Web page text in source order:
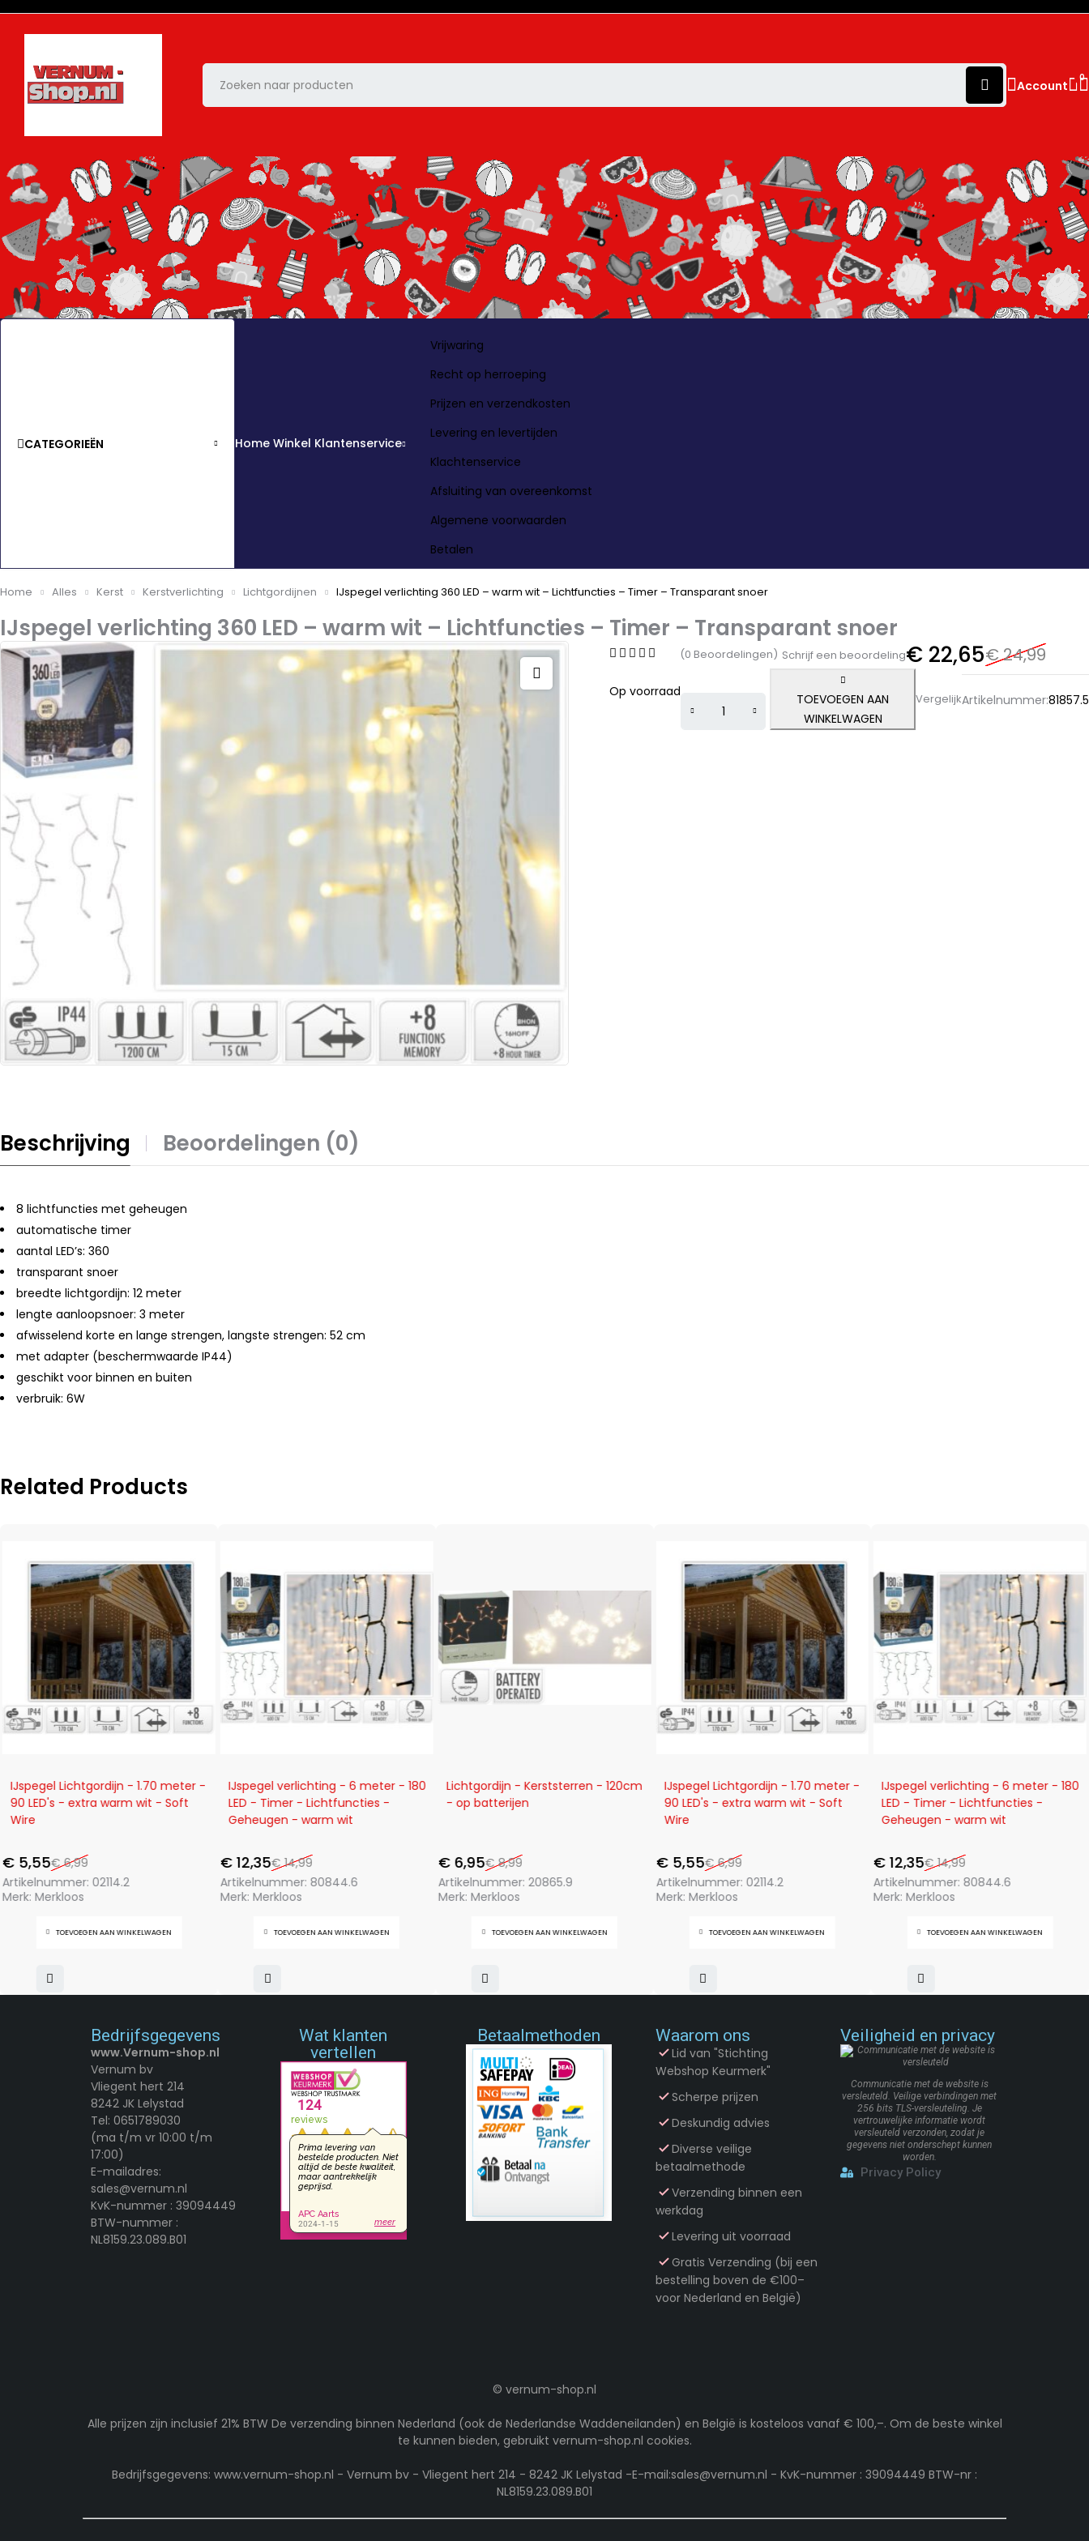
Account
0
CATEGORIEËN Home Winkel Klantenservice
Vrijwaring
Recht op herroeping
Prijzen en verzendkosten
Levering en levertijden
Klachtenservice
Afsluiting van overeenkomst
Algemene voorwaarden
Betalen
IJspegel verlichting 360 LED – warm wit – Lichtfuncties – Timer – Transparant snoer
Home Alles Kerst Kerstverlichting Lichtgordijnen IJspegel verlichting 360 LED – warm wit – Lichtfuncties – Timer – Transparant snoer
(0 Beoordelingen) Schrijf een beoordeling €24,99
€ 22,65
Op voorraad
TOEVOEGEN AAN
WINKELWAGEN
VergelijkArtikelnummer:81857.5
Beschrijving Beoordelingen (0)
8 lichtfuncties met geheugen
automatische timer
aantal LED’s: 360
transparant snoer
breedte lichtgordijn: 12 meter
lengte aanloopsnoer: 3 meter
afwisselend korte en lange strengen, langste strengen: 52 cm
met adapter (beschermwaarde IP44)
geschikt voor binnen en buiten
verbruik: 6W
Related Products
-21%
IJspegel Lichtgordijn - 1.70 meter -
90 LED's - extra warm wit - Soft
Wire
€6,99
€5,55
Artikelnummer: 02114.2
Merk: Merkloos
TOEVOEGEN AAN WINKELWAGEN
-18%
IJspegel verlichting - 6 meter - 180
LED - Timer - Lichtfuncties -
Geheugen - warm wit
€14,99
€12,35
Artikelnummer: 80844.6
Merk: Merkloos
TOEVOEGEN AAN WINKELWAGEN
-23%
Lichtgordijn - Kerststerren - 120cm
- op batterijen
€8,99
€6,95
Artikelnummer: 20865.9
Merk: Merkloos
TOEVOEGEN AAN WINKELWAGEN
-21%
IJspegel Lichtgordijn - 1.70 meter -
90 LED's - extra warm wit - Soft
Wire
€6,99
€5,55
Artikelnummer: 02114.2
Merk: Merkloos
TOEVOEGEN AAN WINKELWAGEN
-18%
IJspegel verlichting - 6 meter - 180
LED - Timer - Lichtfuncties -
Geheugen - warm wit
€14,99
€12,35
Artikelnummer:80844.6
Merk:Merkloos
TOEVOEGEN AAN WINKELWAGEN
Bedrijfsgegevens
www.Vernum-shop.nl
Vernum bv
Vliegent hert 214
8242 JK Lelystad
Tel: 0651789030
(ma t/m vr 10:00 t/m
17:00)
E-mailadres:
sales@vernum.nl
KvK-nummer : 39094449
BTW-nummer :
NL8159.23.089.B01
Wat klanten
vertellen
Betaalmethoden Waarom ons
Lid van "Stichting
Webshop Keurmerk"
Scherpe prijzen
Deskundig advies
Diverse veilige
betaalmethode
Verzending binnen een
werkdag
Levering uit voorraad
Gratis Verzending (bij een
bestelling boven de €100–
voor Nederland en België)
Veiligheid en privacy
Communicatie met de website is
versleuteld. Veilige verbindingen met
256 bits TLS-versleuteling. Je
vertrouwelijke informatie wordt
versleuteld verzonden, zodat je
gegevens niet onderschept kunnen
worden.
Privacy Policy
© vernum-shop.nl
Alle prijzen zijn inclusief 21% BTW De verzending binnen Nederland (ook de Nederlandse Waddeneilanden) en België is kosteloos vanaf € 100,–. Om de beste winkel
te kunnen bieden, gebruikt vernum-shop.nl cookies.
Bedrijfsgegevens: www.vernum-shop.nl - Vernum bv - Vliegent hert 214 - 8242 JK Lelystad -E-mail:sales@vernum.nl - KvK-nummer : 39094449 BTW-nr :
NL8159.23.089.B01